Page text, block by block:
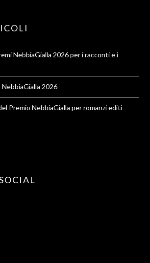
NebbiaGialla 2026 per i racconti e i
2026
Premio NebbiaGialla per romanzi editi